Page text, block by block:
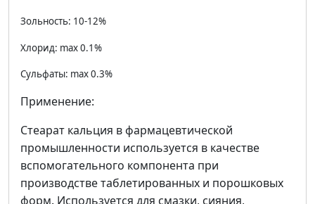
Зольность: 10-12%
Хлорид: max 0.1%
Сульфаты: max 0.3%
Применение:
Стеарат кальция в фармацевтической
промышленности используется в качестве
вспомогательного компонента при
производстве таблетированных и порошковых
форм. Используется для смазки, сияния,